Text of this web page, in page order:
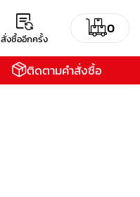
สั่งซื้ออีกครั้ง
0
ติดตามคำสั่งซื้อ